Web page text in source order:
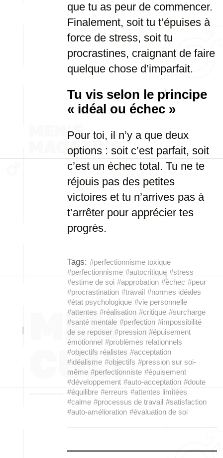
que tu as peur de commencer.
Finalement, soit tu t’épuises à
force de stress, soit tu
procrastines, craignant de faire
quelque chose d’imparfait.
Tu vis selon le principe
« idéal ou échec »
Pour toi, il n’y a que deux
options : soit c’est parfait, soit
c’est un échec total. Tu ne te
réjouis pas des petites
victoires et tu n’arrives pas à
t’arrêter pour apprécier tes
progrès.
Tags: #perfectionnisme toxique
#perfectionnisme #autocritique #stress
#estime de soi #approbation #échec #peur
#procrastination #travail #normes idéales
#état psychologique #vie personnelle
#attentes #réalisation #critique #surcharge
#santé mentale #perfection #impossibilité
de se reposer #pression #épuisement
émotionnel #problèmes relationnels
#objectifs réalistes #acceptation
#idéalisme #objectifs #pression sur soi-
même #perfectionniste #épuisement
#développement #auto-acceptation #doute
#équilibre #erreurs #attentes limitées
#calme #processus de travail #satisfaction
#auto-amélioration #évaluation de soi